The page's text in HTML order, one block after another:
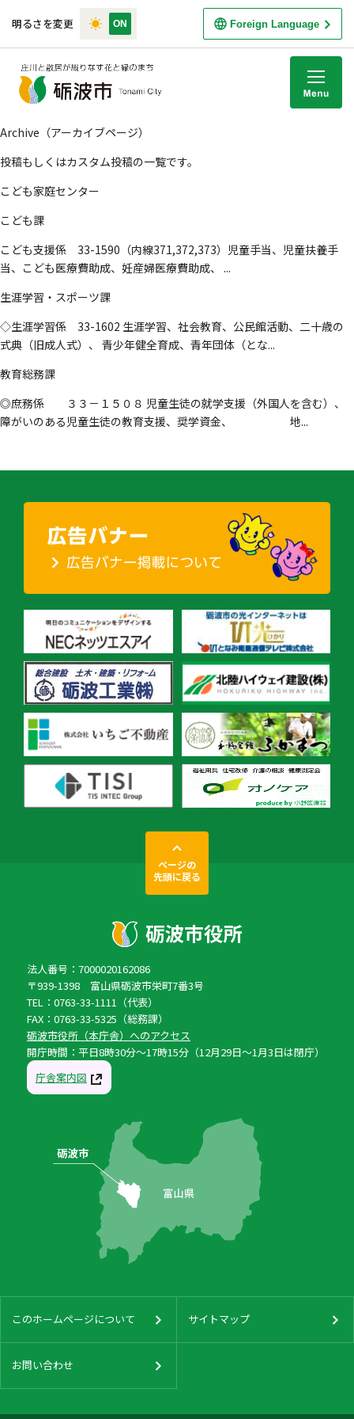
明るさを変更 Foreign Language
Archive（アーカイブページ）
投稿もしくはカスタム投稿の一覧です。
こども家庭センター
こども課
こども支援係 33-1590（内線371,372,373）児童手当、児童扶養手
当、こども医療費助成、妊産婦医療費助成、 ...
生涯学習・スポーツ課
◇生涯学習係 33-1602 生涯学習、社会教育、公民館活動、二十歳の
式典（旧成人式）、 青少年健全育成、青年団体（とな...
教育総務課
◎庶務係 ３３－１５０８ 児童生徒の就学支援（外国人を含む）、
障がいのある児童生徒の教育支援、奨学資金、 地...
ページの
先頭に戻る
法人番号：7000020162086
〒939-1398 富山県砺波市栄町7番3号
TEL：0763-33-1111（代表）
FAX：0763-33-5325（総務課）
砺波市役所（本庁舎）へのアクセス
開庁時間：平日8時30分〜17時15分（12月29日〜1月3日は閉庁）
庁舎案内図
このホームページについて サイトマップ
お問い合わせ